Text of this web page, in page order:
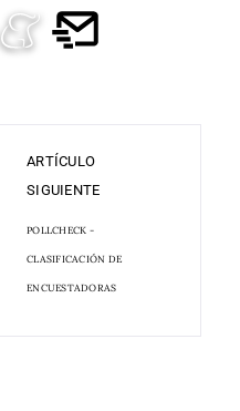
ARTÍCULO
SIGUIENTE
POLLCHECK -
CLASIFICACIÓN DE
ENCUESTADORAS